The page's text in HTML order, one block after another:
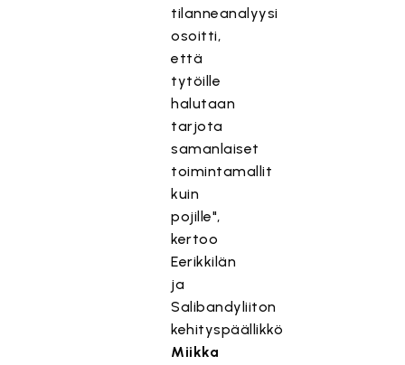
tilanneanalyysi
osoitti,
että
tytöille
halutaan
tarjota
samanlaiset
toimintamallit
kuin
pojille",
kertoo
Eerikkilän
ja
Salibandyliiton
kehityspäällikkö
Miikka